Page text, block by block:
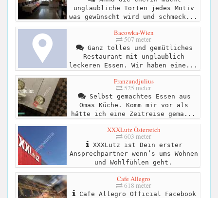
unglaubliche Torten jedes Motiv
was gewünscht wird und schmeck...
Bacowka-Wien
507 meter
Ganz tolles und gemütliches
Restaurant mit unglaublich
leckeren Essen. Wir haben eine...
Franzundjulius
525 meter
Selbst gemachtes Essen aus
Omas Küche. Komm mir vor als
hätte ich eine Zeitreise gema...
XXXLutz Österreich
603 meter
XXXLutz ist Dein erster
Ansprechpartner wenn’s ums Wohnen
und Wohlfühlen geht.
Cafe Allegro
618 meter
Cafe Allegro Official Facebook